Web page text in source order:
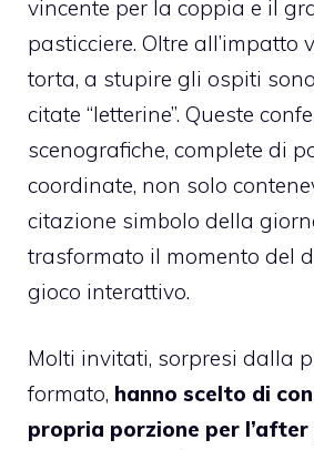
vincente per la coppia e il
pasticciere. Oltre all’impatto
torta, a stupire gli ospiti
citate “letterine”. Queste
scenografiche, complete di
coordinate, non solo
citazione simbolo della
trasformato il momento del
gioco interattivo.
Molti invitati, sorpresi dalla
formato, hanno scelto di
propria porzione per